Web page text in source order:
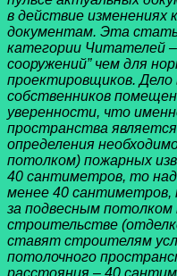
в действие
документам. Эта
категории Читателей
сооружений” чем для
проектировщиков.
собственников
уверенности, что
пространства
определения
потолком) пожарных
40 сантиметров, то
менее 40
за подвесным
строительстве
ставят строителям
потолочного